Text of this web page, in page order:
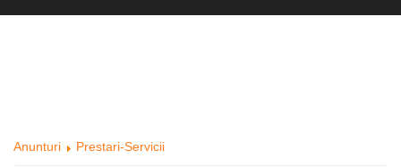
Anunturi Prestari-Servicii